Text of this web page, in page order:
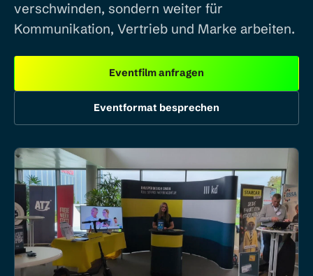
verschwinden, sondern weiter für
Kommunikation, Vertrieb und Marke arbeiten.
Eventfilm anfragen
Eventformat besprechen